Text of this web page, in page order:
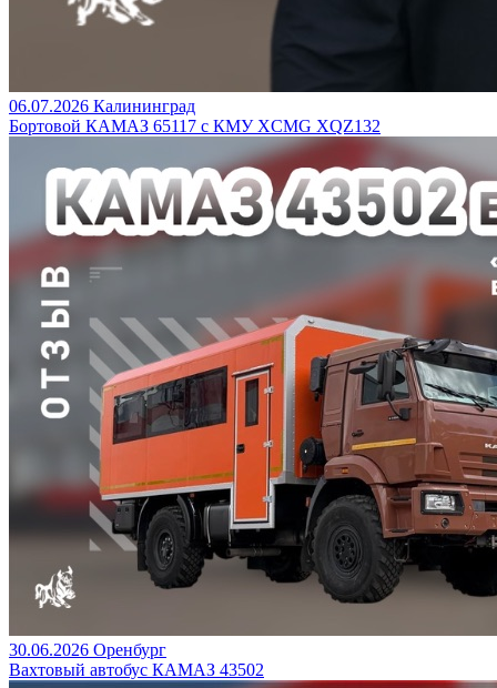
06.07.2026 Калининград
Бортовой КАМАЗ 65117 с КМУ XCMG XQZ132
30.06.2026 Оренбург
Вахтовый автобус КАМАЗ 43502